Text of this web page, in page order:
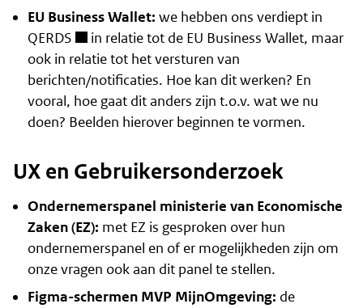
EU Business Wallet: we hebben ons verdiept in
QERDS
in relatie tot de EU Business Wallet, maar
ook in relatie tot het versturen van
berichten/notificaties. Hoe kan dit werken? En
vooral, hoe gaat dit anders zijn t.o.v. wat we nu
doen? Beelden hierover beginnen te vormen.
UX en Gebruikersonderzoek
Ondernemerspanel ministerie van Economische
Zaken (EZ): met EZ is gesproken over hun
ondernemerspanel en of er mogelijkheden zijn om
onze vragen ook aan dit panel te stellen.
Figma-schermen MVP MijnOmgeving: de